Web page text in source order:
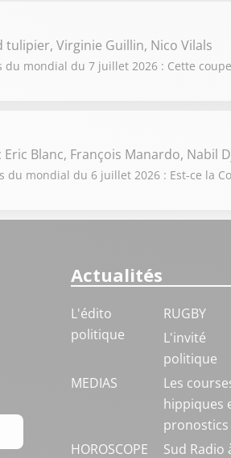
tulipier, Virginie Guillin, Nico Vilals
mondial du 7 juillet 2026 : Cette
Eric Blanc, François Manardo, Nabil
du mondial du 6 juillet 2026 : Est-ce la
Actualités
L'édito
politique
RUGBY
L'invité
politique
MEDIAS
Les
hippiques
pronostics
HOROSCOPE
Sud Radio